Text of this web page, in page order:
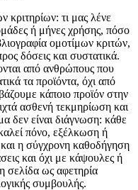
κριτηρίων: τι μας λένε
ή μήνες χρήσης, πόσο
ομοτίμων κριτών,
δόσεις και συστατικά.
από ανθρώπους που
τα προϊόντα, όχι από
κάποιο προϊόν στην
ασθενή τεκμηρίωση και
δεν είναι διάγνωση: κάθε
πόνο, εξέλκωση ή
και η σύγχρονη καθοδήγηση
και όχι με κάψουλες ή
σελίδα ως αφετηρία
συμβουλής.